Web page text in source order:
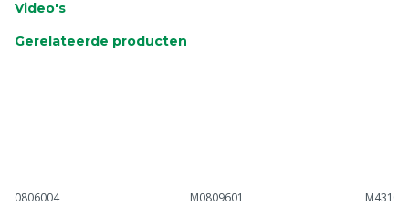
Video's
Gerelateerde producten
0806004 M0809601